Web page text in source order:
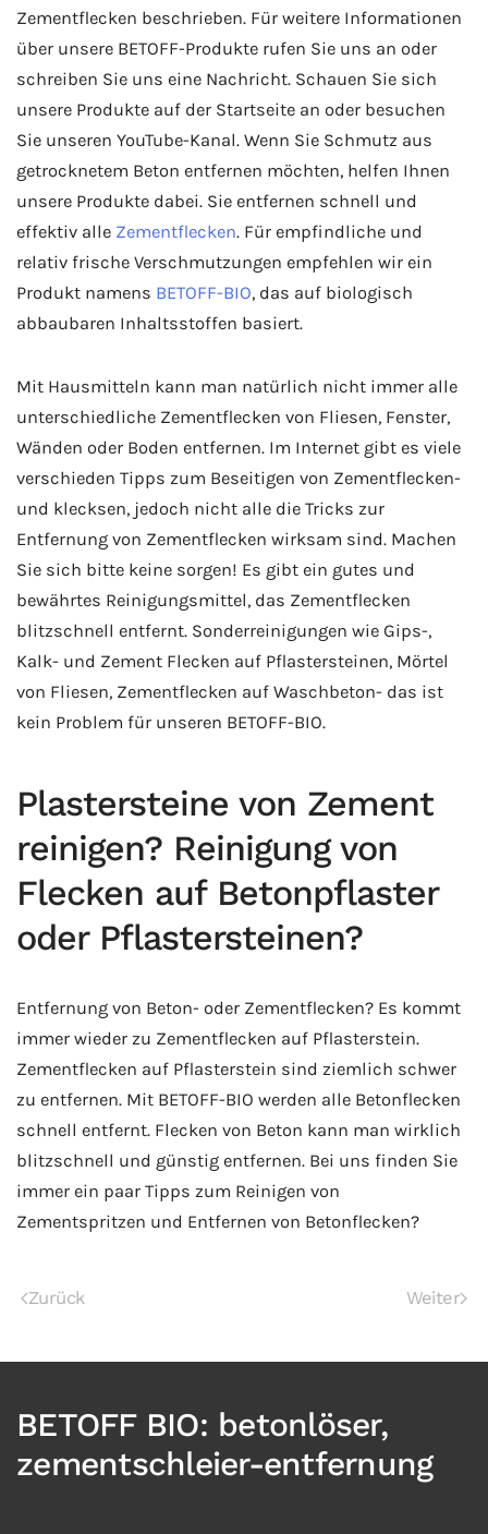
Zementflecken beschrieben. Für weitere Informationen
über unsere BETOFF-Produkte rufen Sie uns an oder
schreiben Sie uns eine Nachricht. Schauen Sie sich
unsere Produkte auf der Startseite an oder besuchen
Sie unseren YouTube-Kanal. Wenn Sie Schmutz aus
getrocknetem Beton entfernen möchten, helfen Ihnen
unsere Produkte dabei. Sie entfernen schnell und
effektiv alle Zementflecken. Für empfindliche und
relativ frische Verschmutzungen empfehlen wir ein
Produkt namens BETOFF-BIO, das auf biologisch
abbaubaren Inhaltsstoffen basiert.
Mit Hausmitteln kann man natürlich nicht immer alle
unterschiedliche Zementflecken von Fliesen, Fenster,
Wänden oder Boden entfernen. Im Internet gibt es viele
verschieden Tipps zum Beseitigen von Zementflecken-
und klecksen, jedoch nicht alle die Tricks zur
Entfernung von Zementflecken wirksam sind. Machen
Sie sich bitte keine sorgen! Es gibt ein gutes und
bewährtes Reinigungsmittel, das Zementflecken
blitzschnell entfernt. Sonderreinigungen wie Gips-,
Kalk- und Zement Flecken auf Pflastersteinen, Mörtel
von Fliesen, Zementflecken auf Waschbeton- das ist
kein Problem für unseren BETOFF-BIO.
Plastersteine von Zement
reinigen? Reinigung von
Flecken auf Betonpflaster
oder Pflastersteinen?
Entfernung von Beton- oder Zementflecken? Es kommt
immer wieder zu Zementflecken auf Pflasterstein.
Zementflecken auf Pflasterstein sind ziemlich schwer
zu entfernen. Mit BETOFF-BIO werden alle Betonflecken
schnell entfernt. Flecken von Beton kann man wirklich
blitzschnell und günstig entfernen. Bei uns finden Sie
immer ein paar Tipps zum Reinigen von
Zementspritzen und Entfernen von Betonflecken?
Zurück Weiter
BETOFF BIO: betonlöser,
zementschleier-entfernung